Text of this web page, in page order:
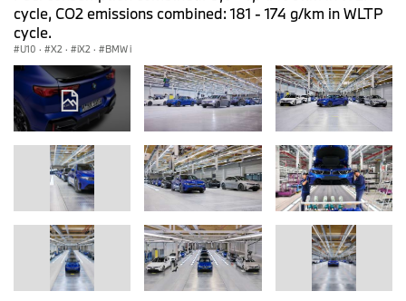
cycle, CO2 emissions combined: 181 - 174 g/km in WLTP
cycle.
U10 · X2 · iX2 · BMW i